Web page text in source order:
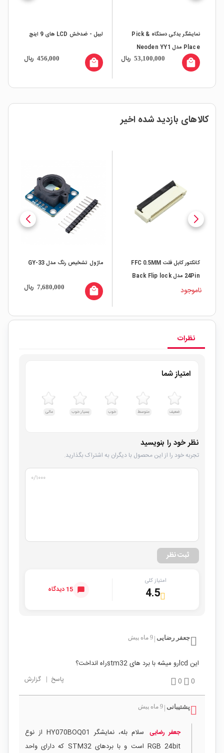
نمایشگر یدکی دستگاه Pick &
Place مدل Neoden YY1
53,100,000 ریال local_mall
لیبل - ضدخش LCD های 9 اینچ
456,000 ریال local_mall
کالاهای بازدید شده اخیر
کانکتور کابل فلت FFC 0.5MM
24Pin مدل Back Flip lock
ناموجود
ماژول تشخیص رنگ مدل GY-33
7,680,000 ریال local_mall
نظرات
امتیاز شما
ضعیف متوسط خوب بسیار خوب عالی
نظر خود را بنویسید
تجربه خود را از این محصول با دیگران به اشتراک بگذارید.
۰/۱۰۰۰
ثبت نظر
امتیاز کلی
4.5 15 دیدگاه
جعفر رضایی 9 ماه پیش
این lcdرو میشه با برد های stm32راه انداخت؟
0
0 پاسخ | گزارش
پشتیبانی 9 ماه پیش
جعفر رضایی
سلام بله، نمایشگر HY070BOQ01 از نوع
RGB 24bit است و با بردهای STM32 که دارای واحد